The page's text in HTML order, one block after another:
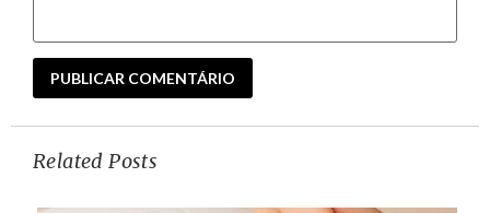
Related Posts